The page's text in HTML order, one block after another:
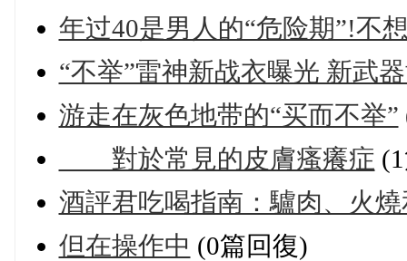
年过40是男人的“危险期”!不
“不举”雷神新战衣曝光 新武
游走在灰色地带的“买而不举”
對於常見的皮膚瘙癢症
酒評君吃喝指南：驢肉、火
但在操作中 (0篇回復)